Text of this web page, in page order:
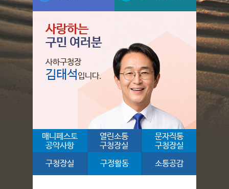
사랑하는
구민 여러분
사하구청장
김태석입니다.
매니페스토
공약사항
열린소통
구청장실
문자직통
구청장실
구청장실
구정활동 소통공감